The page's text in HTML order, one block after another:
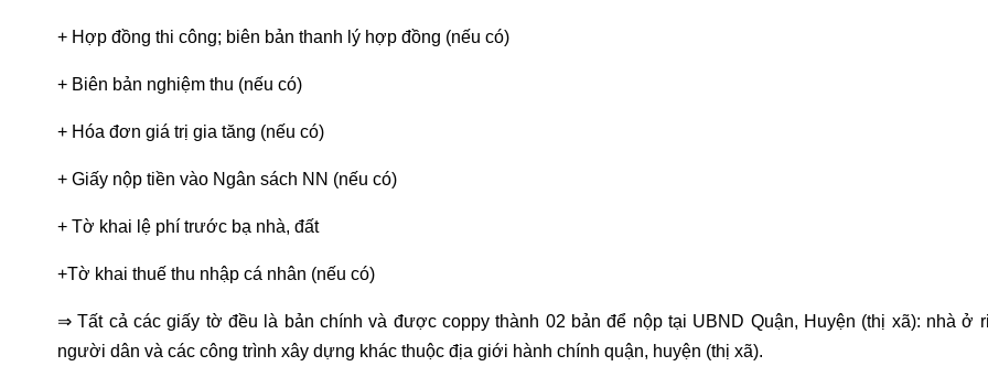
+ Hợp đồng thi công; biên bản thanh lý hợp đồng (nếu có)
+ Biên bản nghiệm thu (nếu có)
+ Hóa đơn giá trị gia tăng (nếu có)
+ Giấy nộp tiền vào Ngân sách NN (nếu có)
+ Tờ khai lệ phí trước bạ nhà, đất
+Tờ khai thuế thu nhập cá nhân (nếu có)
⇒ Tất cả các giấy tờ đều là bản chính và được coppy thành 02 bản để nộp tại UBND Quận, Huyện (thị xã): nhà ở
người dân và các công trình xây dựng khác thuộc địa giới hành chính quận, huyện (thị xã).